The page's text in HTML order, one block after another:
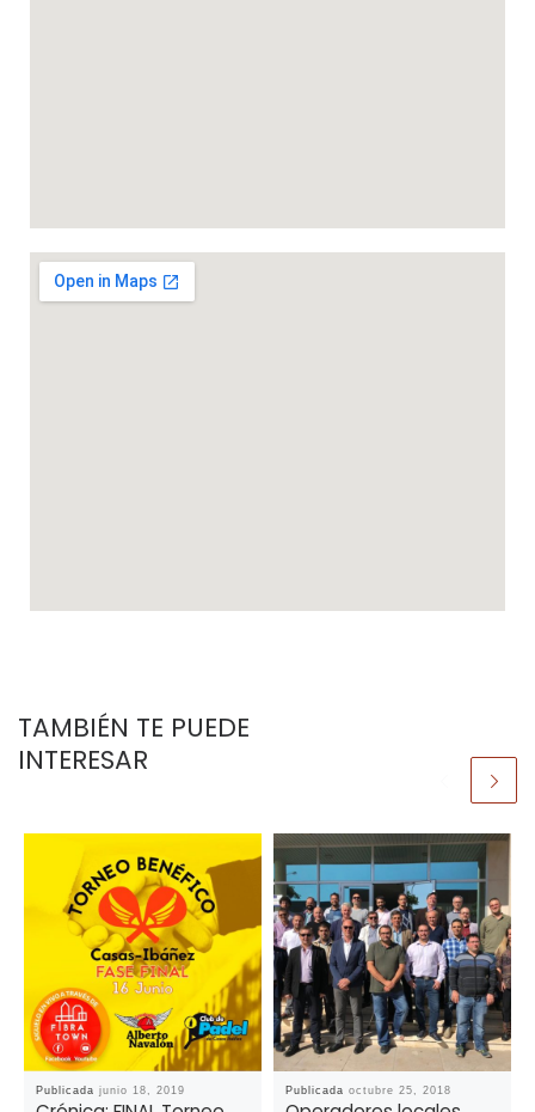
TAMBIÉN TE PUEDE
INTERESAR
Publicadajunio 18, 2019 Publicadaoctubre 25, 2018